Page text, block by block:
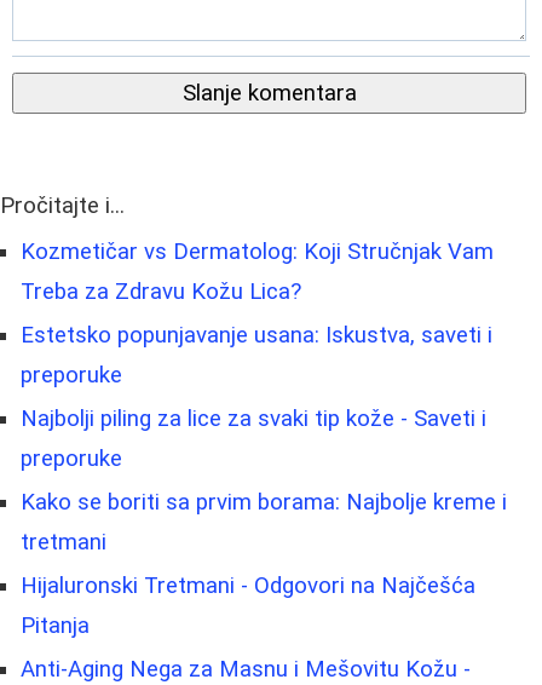
Slanje komentara
Pročitajte i...
Kozmetičar vs Dermatolog: Koji Stručnjak Vam
Treba za Zdravu Kožu Lica?
Estetsko popunjavanje usana: Iskustva, saveti i
preporuke
Najbolji piling za lice za svaki tip kože - Saveti i
preporuke
Kako se boriti sa prvim borama: Najbolje kreme i
tretmani
Hijaluronski Tretmani - Odgovori na Najčešća
Pitanja
Anti-Aging Nega za Masnu i Mešovitu Kožu -